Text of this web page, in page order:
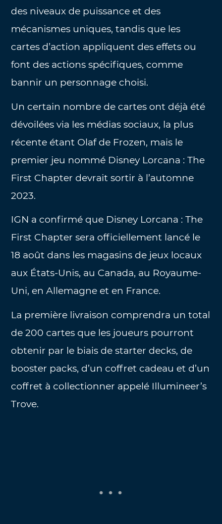
des niveaux de puissance et des
mécanismes uniques, tandis que les
cartes d’action appliquent des effets ou
font des actions spécifiques, comme
bannir un personnage choisi.
Un certain nombre de cartes ont déjà été
dévoilées via les médias sociaux, la plus
récente étant Olaf de Frozen, mais le
premier jeu nommé Disney Lorcana : The
First Chapter devrait sortir à l’automne
2023.
IGN a confirmé que Disney Lorcana : The
First Chapter sera officiellement lancé le
18 août dans les magasins de jeux locaux
aux États-Unis, au Canada, au Royaume-
Uni, en Allemagne et en France.
La première livraison comprendra un total
de 200 cartes que les joueurs pourront
obtenir par le biais de starter decks, de
booster packs, d’un coffret cadeau et d’un
coffret à collectionner appelé Illumineer’s
Trove.